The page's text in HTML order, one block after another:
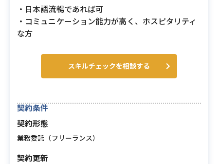
・日本語流暢であれば可
・コミュニケーション能力が高く、ホスピタリティ
な方
スキルチェックを相談する
契約条件
契約形態
業務委託（フリーランス）
契約更新